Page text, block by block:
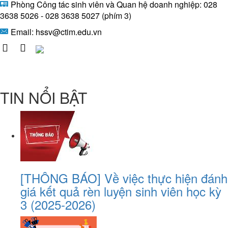
Phòng Công tác sinh viên và Quan hệ doanh nghiệp: 028
3638 5026 - 028 3638 5027 (phím 3)
Email: hssv@ctim.edu.vn
TIN NỔI BẬT
[THÔNG BÁO] Về việc thực hiện đánh
giá kết quả rèn luyện sinh viên học kỳ
3 (2025-2026)